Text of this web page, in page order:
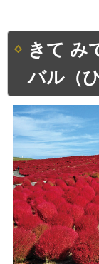
きて み
バル（